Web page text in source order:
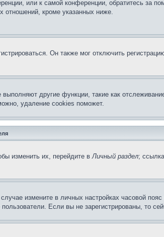
или к самой конференции, обратитесь за
отношений, кроме указанных ниже.
Он также мог отключить
другие функции, такие как
удаление cookies поможет.
изменить их, перейдите вЛичный раздел;
измените в личных настройках часовой пояс
Если вы не зарегистрированы, то